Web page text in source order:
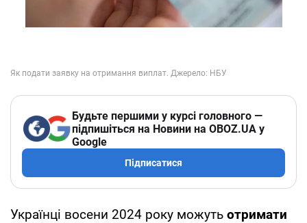
Будьте першими у курсі головного —
підпишіться на Новини на OBOZ.UA у
Google
Підписатися
Українці восени 2024 року можуть отримати